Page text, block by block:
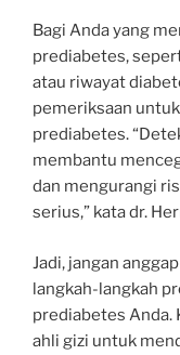
Bagi Anda yang
prediabetes,
atau riwayat
pemeriksaan
prediabetes.
membantu
dan mengurangi
serius,” kata dr.
Jadi, jangan
langkah-langkah
prediabetes Anda.
ahli gizi untuk